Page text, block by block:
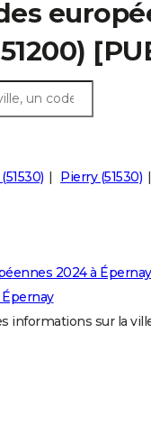
Pierry (51530)
2024 à Épernay
informations sur la